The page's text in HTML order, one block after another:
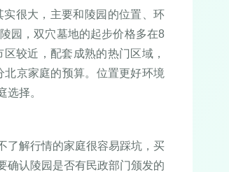
很大，主要和陵园的位置、环
园，双穴墓地的起步价格多在8
较近，配套成熟的热门区域，
京家庭的预算。位置更好环境
择。
了解行情的家庭很容易踩坑，买
确认陵园是否有民政部门颁发的